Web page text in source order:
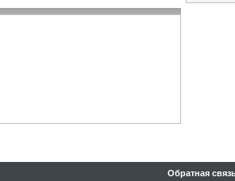
Обратная